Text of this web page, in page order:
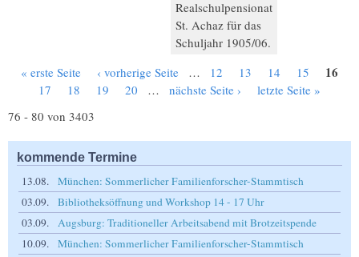
Realschulpensionat
St. Achaz für das
Schuljahr 1905/06.
Seiten
« erste Seite ‹ vorherige Seite … 12 13 14 15 16
17 18 19 20 … nächste Seite ›
letzte Seite »
76 - 80 von 3403
kommende Termine
13.08.
München: Sommerlicher Familienforscher-Stammtisch
03.09.
Bibliotheksöffnung und Workshop 14 - 17 Uhr
03.09.
Augsburg: Traditioneller Arbeitsabend mit Brotzeitspende
10.09.
München: Sommerlicher Familienforscher-Stammtisch